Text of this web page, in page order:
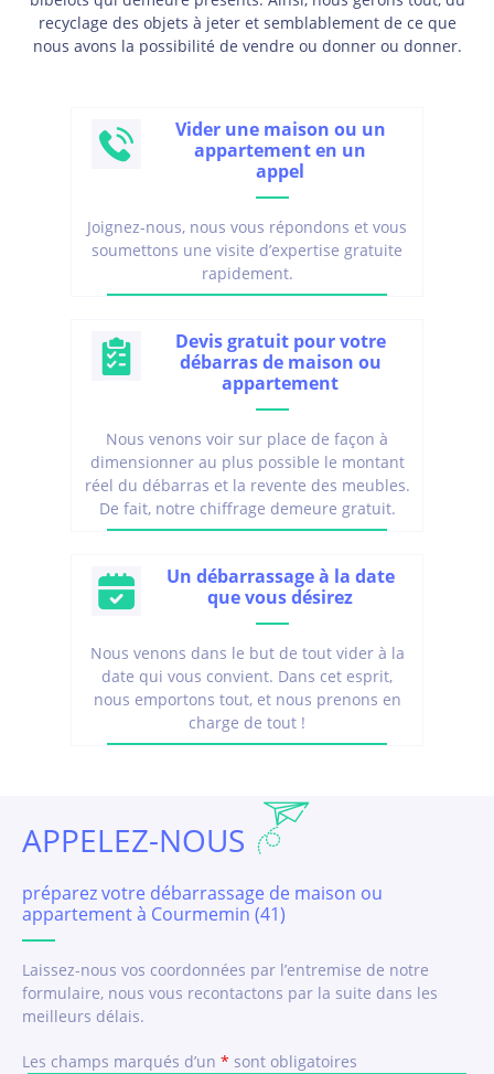
recyclage des objets à jeter et semblablement de ce que
nous avons la possibilité de vendre ou donner ou donner.
Vider une maison ou un
appartement en un
appel
Joignez-nous, nous vous répondons et vous
soumettons une visite d’expertise gratuite
rapidement.
Devis gratuit pour votre
débarras de maison ou
appartement
Nous venons voir sur place de façon à
dimensionner au plus possible le montant
réel du débarras et la revente des meubles.
De fait, notre chiffrage demeure gratuit.
Un débarrassage à la date
que vous désirez
Nous venons dans le but de tout vider à la
date qui vous convient. Dans cet esprit,
nous emportons tout, et nous prenons en
charge de tout !
APPELEZ-NOUS
préparez votre débarrassage de maison ou
appartement à Courmemin (41)
Laissez-nous vos coordonnées par l’entremise de notre
formulaire, nous vous recontactons par la suite dans les
meilleurs délais.
Les champs marqués d’un * sont obligatoires